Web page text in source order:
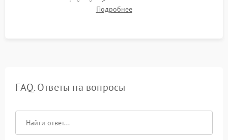
плотности кофейной таблетки, температуры напитка и
качества молочной пены. Контроль отсутствия посторонних
Подробнее
FAQ. Ответы на вопросы